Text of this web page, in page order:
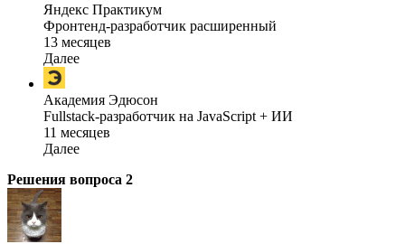
Яндекс Практикум
Фронтенд-разработчик расширенный
13 месяцев
Далее
Академия Эдюсон
Fullstack-разработчик на JavaScript + ИИ
11 месяцев
Далее
Решения вопроса 2